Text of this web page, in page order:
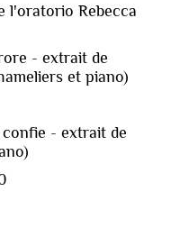
l'oratorio Rebecca
- extrait de
et piano)
- extrait de